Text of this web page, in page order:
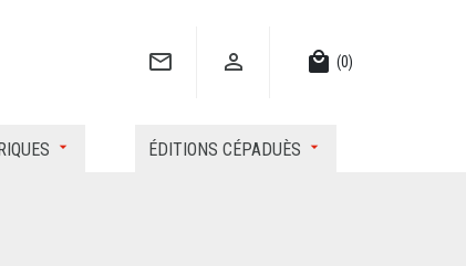
  local_mall (0)
ÉDITIONS CÉPADUÈS